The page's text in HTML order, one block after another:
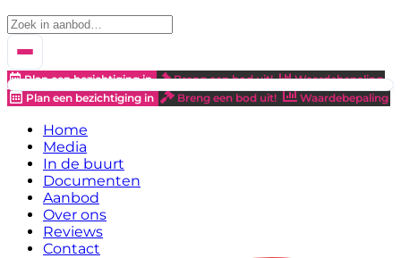
Plan een bezichtiging in Breng een bod uit!
Waardebepaling
Plan een bezichtiging in
Breng een bod uit! Waardebepaling
Home
Media
In de buurt
Documenten
Aanbod
Over ons
Reviews
Contact